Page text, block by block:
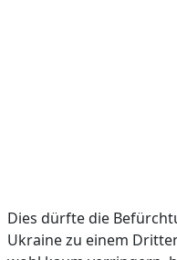
Dies dürfte die
Ukraine zu einem